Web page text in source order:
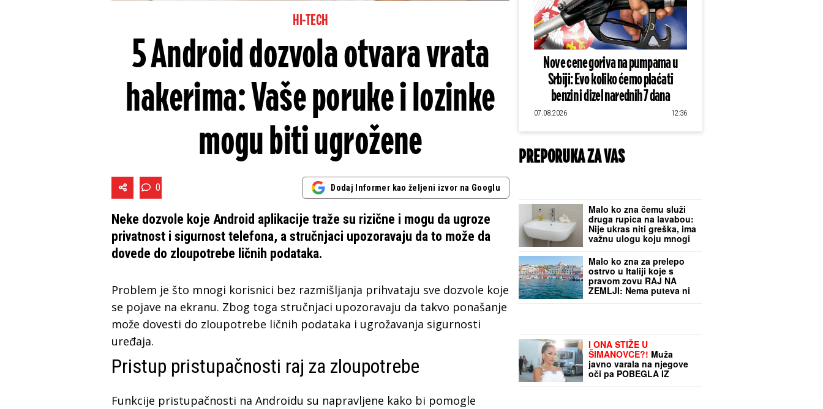
HI-TECH
5 Android dozvola otvara vrata
hakerima: Vaše poruke i lozinke
mogu biti ugrožene
0 Dodaj Informer kao željeni izvor na Googlu
Neke dozvole koje Android aplikacije traže su rizične i mogu da ugroze
privatnost i sigurnost telefona, a stručnjaci upozoravaju da to može da
dovede do zloupotrebe ličnih podataka.
Problem je što mnogi korisnici bez razmišljanja prihvataju sve dozvole koje
se pojave na ekranu. Zbog toga stručnjaci upozoravaju da takvo ponašanje
može dovesti do zloupotrebe ličnih podataka i ugrožavanja sigurnosti
uređaja.
Pristup pristupačnosti raj za zloupotrebe
Funkcije pristupačnosti na Androidu su napravljene kako bi pomogle
Nove cene goriva na pumpama u
Srbiji: Evo koliko ćemo plaćati
benzin i dizel narednih 7 dana
07.08.2026 12:36
PREPORUKA ZA VAS
Malo ko zna čemu služi
druga rupica na lavabou:
Nije ukras niti greška, ima
važnu ulogu koju mnogi
zanemaruju
Malo ko zna za prelepo
ostrvo u Italiji koje s
pravom zovu RAJ NA
ZEMLJI: Nema puteva ni
mobilnog signala,
I ONA STIŽE U
ŠIMANOVCE?! Muža
javno varala na njegove
oči pa POBEGLA IZ
ZEMLJE: Kuća u kojoj je